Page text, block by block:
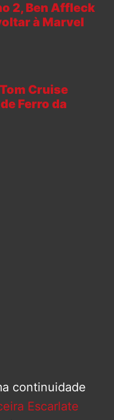
2, Ben Affleck
à Marvel
Cruise
Ferro da
continuidade
Escarlate